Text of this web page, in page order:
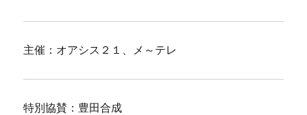
主催：オアシス２１、メ～テレ
特別協賛：豊田合成